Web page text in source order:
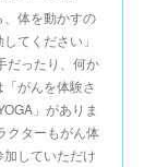
体を動かすの
てください」
だったり、何か
がんを体験さ
」がありま
クターもがん体
していただけ